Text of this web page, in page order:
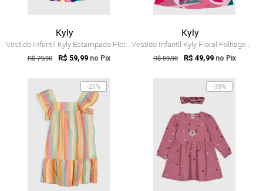
Kyly
Vestido Infantil Kyly Estampado Floral Azul
R$ 79,90 R$ 59,99 no Pix
Kyly
Vestido Infantil Kyly Floral Folhagem Rosa
R$ 59,90 R$ 49,99 no Pix
-21% -39%